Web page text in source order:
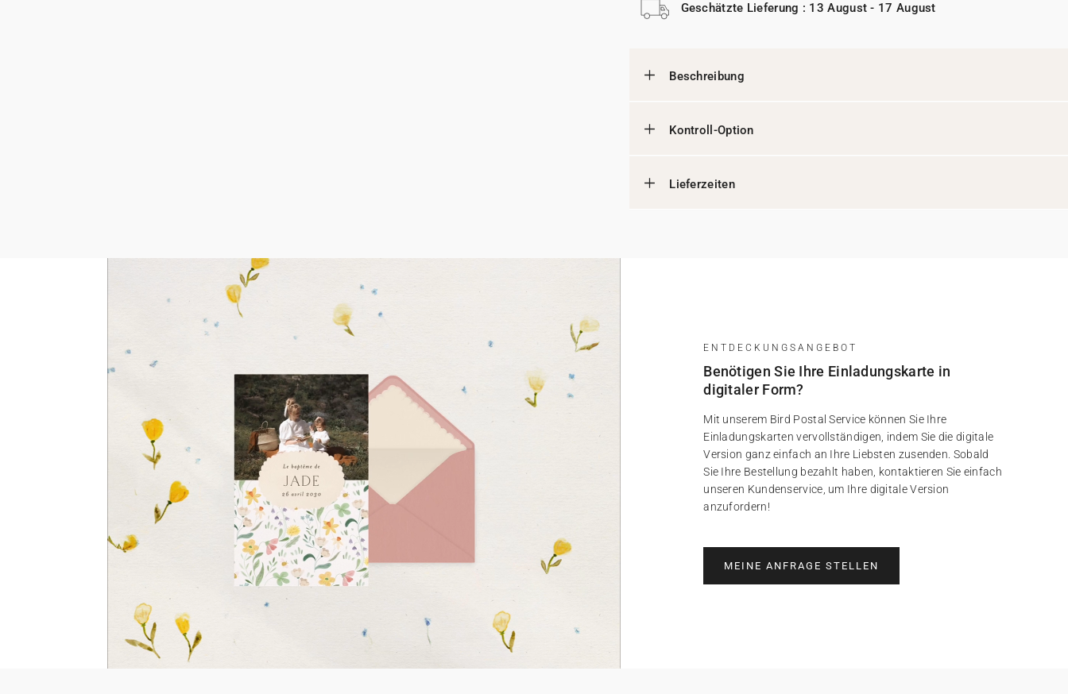
Geschätzte Lieferung : 13 August - 17 August
Beschreibung
Kontroll-Option
Lieferzeiten
ENTDECKUNGSANGEBOT
Benötigen Sie Ihre Einladungskarte in
digitaler Form?
Mit unserem Bird Postal Service können Sie Ihre
Einladungskarten vervollständigen, indem Sie die digitale
Version ganz einfach an Ihre Liebsten zusenden. Sobald
Sie Ihre Bestellung bezahlt haben, kontaktieren Sie einfach
unseren Kundenservice, um Ihre digitale Version
anzufordern!
MEINE ANFRAGE STELLEN